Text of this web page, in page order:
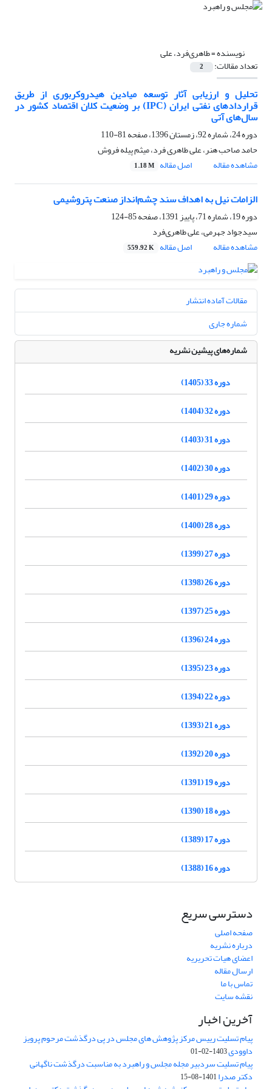
نویسنده =طاهری‌فرد، علی
تعداد مقالات: 2
تحلیل و ارزیابی آثار توسعه میادین هیدروکربوری از طریق
قراردادهای نفتی ایران (IPC) بر وضعیت کلان اقتصاد کشور در
سال‌های آتی
دوره 24، شماره 92، زمستان 1396، صفحه
81-110
حامد صاحب هنر، علی طاهری فرد، میثم پیله فروش
مشاهده مقاله
اصل مقاله 1.18 M
الزامات نیل به اهداف سند چشم‌انداز صنعت پتروشیمی
دوره 19، شماره 71، پاییز 1391، صفحه
85-124
سید‌جواد جهرمی، علی طاهری‌فرد
مشاهده مقاله
اصل مقاله 559.92 K
مقالات آماده انتشار
شماره جاری
شماره‌های پیشین نشریه
دوره 33 (1405)
دوره 32 (1404)
دوره 31 (1403)
دوره 30 (1402)
دوره 29 (1401)
دوره 28 (1400)
دوره 27 (1399)
دوره 26 (1398)
دوره 25 (1397)
دوره 24 (1396)
دوره 23 (1395)
دوره 22 (1394)
دوره 21 (1393)
دوره 20 (1392)
دوره 19 (1391)
دوره 18 (1390)
دوره 17 (1389)
دوره 16 (1388)
دسترسی سریع
صفحه اصلی
درباره نشریه
اعضای هیات تحریریه
ارسال مقاله
تماس با ما
نقشه سایت
آخرین اخبار
پیام تسلیت رییس مرکز پژوهش های مجلس در پی درگذشت مرحوم پرویز
داوودی1403-02-01
پیام تسلیت سردبیر مجله مجلس و راهبرد به مناسبت درگذشت ناگهانی
دکتر صدرا1401-08-15